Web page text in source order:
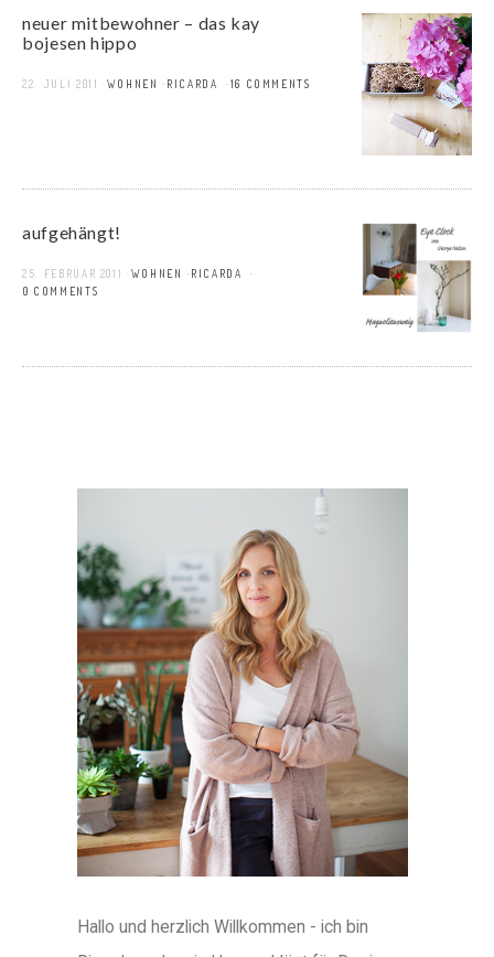
neuer mitbewohner – das kay
bojesen hippo
22. JULI 2011 WOHNEN RICARDA 16 COMMENTS
aufgehängt!
25. FEBRUAR 2011 WOHNEN
RICARDA
10 COMMENTS
Hallo und herzlich Willkommen - ich bin